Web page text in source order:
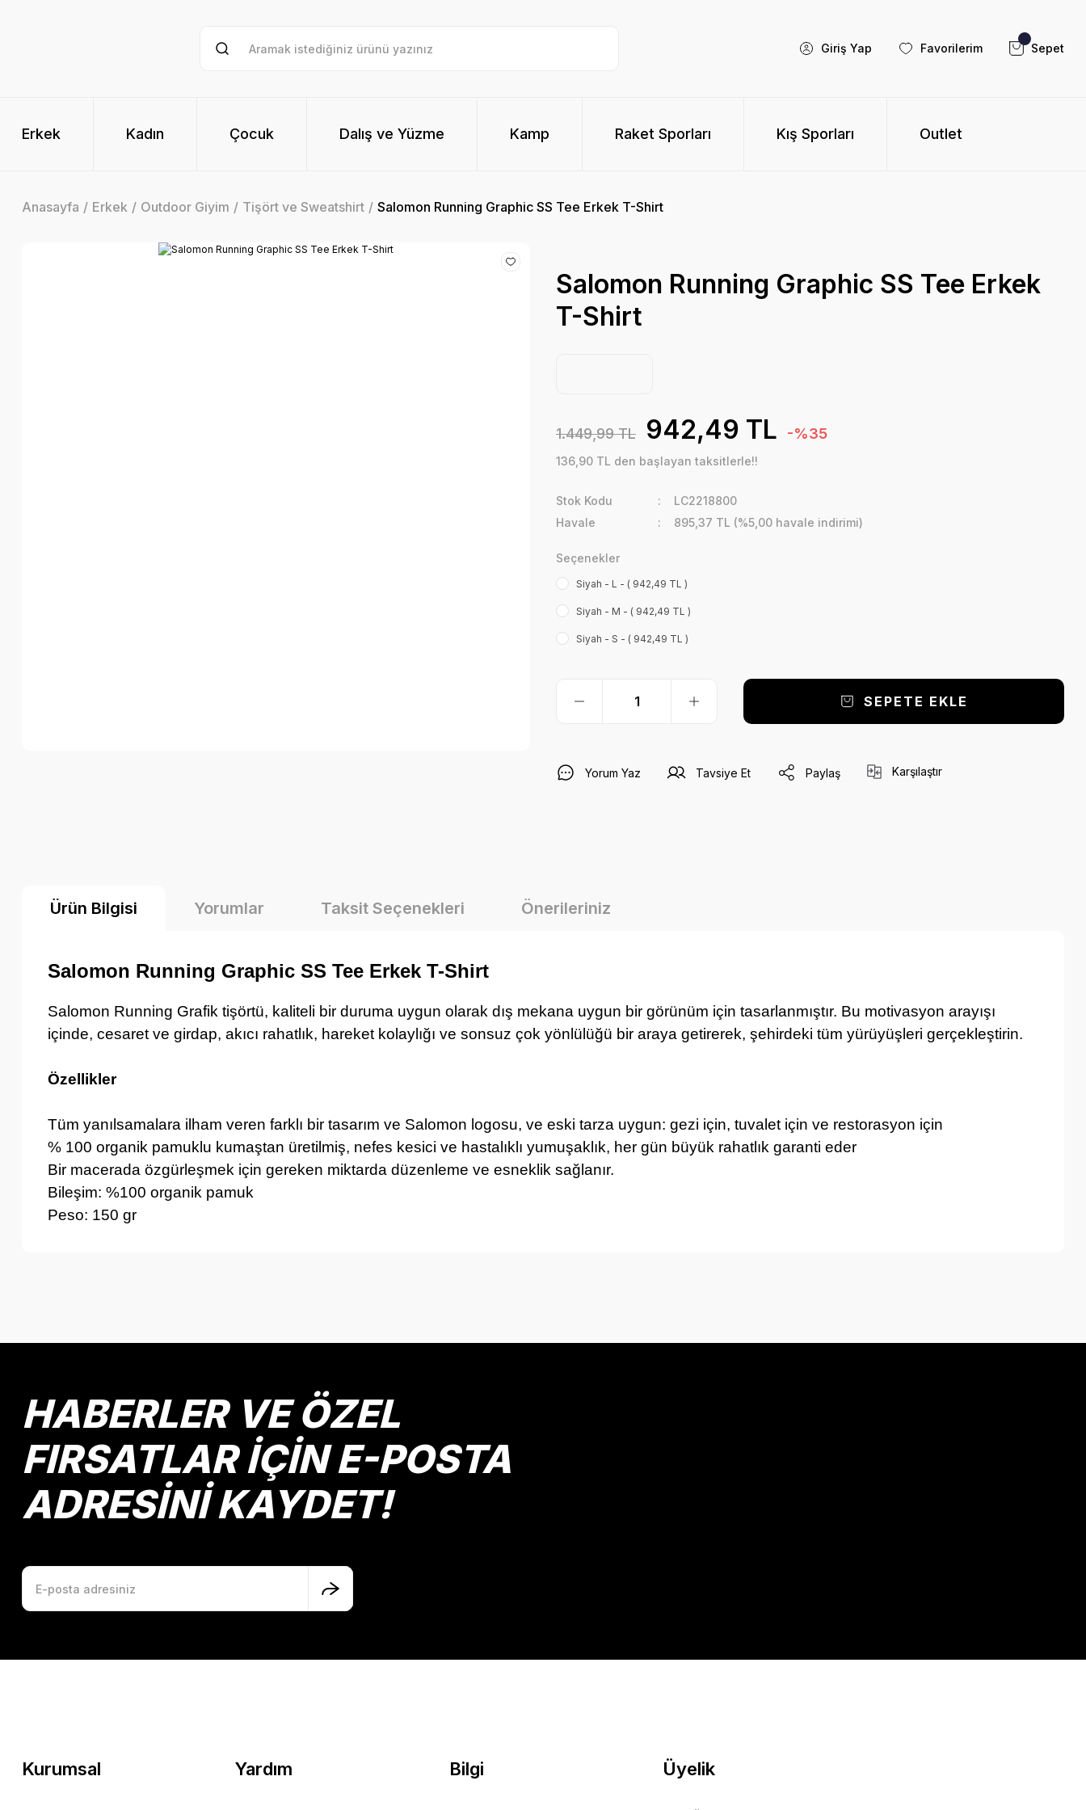
Giriş Yap Favorilerim Sepet
Erkek Kadın Çocuk Dalış ve Yüzme Kamp Raket Sporları Kış Sporları Outlet
Anasayfa Erkek Outdoor Giyim Tişört ve Sweatshirt Salomon Running Graphic SS Tee Erkek T-Shirt
Salomon Running Graphic SS Tee Erkek
T-Shirt
1.449,99 TL 942,49 TL -%35
136,90 TL den başlayan taksitlerle!!
Stok Kodu
LC2218800
Havale
895,37 TL (%5,00 havale indirimi)
Seçenekler
Siyah - L - ( 942,49 TL )
Siyah - M - ( 942,49 TL )
Siyah - S - ( 942,49 TL )
SEPETE EKLE
Yorum Yaz Tavsiye Et Paylaş Karşılaştır
Ürün Bilgisi Yorumlar Taksit Seçenekleri Önerileriniz
Salomon Running Graphic SS Tee Erkek T-Shirt
Salomon Running Grafik tişörtü, kaliteli bir duruma uygun olarak dış mekana uygun bir görünüm için tasarlanmıştır. Bu motivasyon arayışı
içinde, cesaret ve girdap, akıcı rahatlık, hareket kolaylığı ve sonsuz çok yönlülüğü bir araya getirerek, şehirdeki tüm yürüyüşleri gerçekleştirin.
Özellikler
Tüm yanılsamalara ilham veren farklı bir tasarım ve Salomon logosu, ve eski tarza uygun: gezi için, tuvalet için ve restorasyon için
% 100 organik pamuklu kumaştan üretilmiş, nefes kesici ve hastalıklı yumuşaklık, her gün büyük rahatlık garanti eder
Bir macerada özgürleşmek için gereken miktarda düzenleme ve esneklik sağlanır.
Bileşim: %100 organik pamuk
Peso: 150 gr
Ürün resmi kalitesiz, bozuk veya görüntülenemiyor.
Ürün fiyatı diğer sitelerden daha pahalı.
HABERLER VE ÖZEL
FIRSATLAR İÇİN E-POSTA
ADRESİNİ KAYDET!
Kurumsal Yardım Bilgi Üyelik